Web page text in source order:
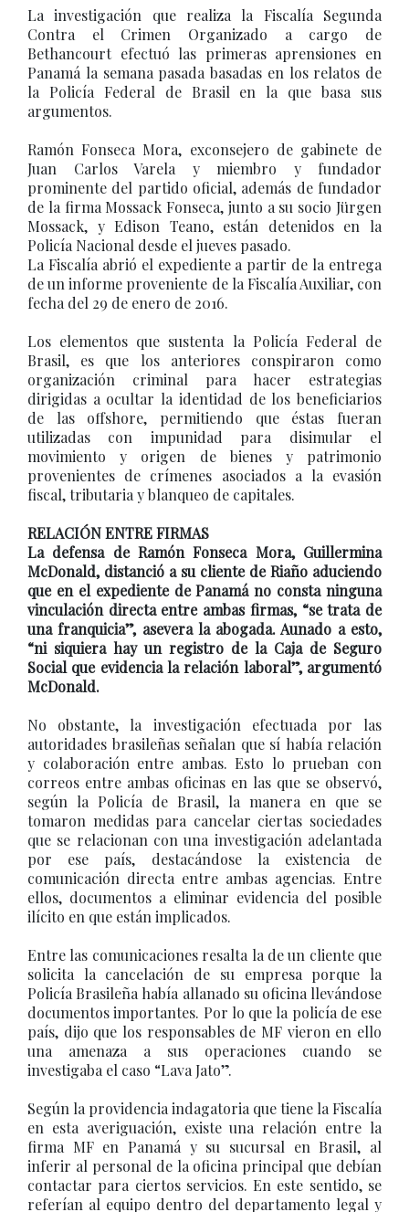
La investigación que realiza la Fiscalía Segunda
Contra el Crimen Organizado a cargo de
Bethancourt efectuó las primeras aprensiones en
Panamá la semana pasada basadas en los relatos de
la Policía Federal de Brasil en la que basa sus
argumentos.
Ramón Fonseca Mora, exconsejero de gabinete de
Juan Carlos Varela y miembro y fundador
prominente del partido oficial, además de fundador
de la firma Mossack Fonseca, junto a su socio Jürgen
Mossack, y Edison Teano, están detenidos en la
Policía Nacional desde el jueves pasado.
La Fiscalía abrió el expediente a partir de la entrega
de un informe proveniente de la Fiscalía Auxiliar, con
fecha del 29 de enero de 2016.
Los elementos que sustenta la Policía Federal de
Brasil, es que los anteriores conspiraron como
organización criminal para hacer estrategias
dirigidas a ocultar la identidad de los beneficiarios
de las offshore, permitiendo que éstas fueran
utilizadas con impunidad para disimular el
movimiento y origen de bienes y patrimonio
provenientes de crímenes asociados a la evasión
fiscal, tributaria y blanqueo de capitales.
RELACIÓN ENTRE FIRMAS
La defensa de Ramón Fonseca Mora, Guillermina
McDonald, distanció a su cliente de Riaño aduciendo
que en el expediente de Panamá no consta ninguna
vinculación directa entre ambas firmas, “se trata de
una franquicia”, asevera la abogada. Aunado a esto,
“ni siquiera hay un registro de la Caja de Seguro
Social que evidencia la relación laboral”, argumentó
McDonald.
No obstante, la investigación efectuada por las
autoridades brasileñas señalan que sí había relación
y colaboración entre ambas. Esto lo prueban con
correos entre ambas oficinas en las que se observó,
según la Policía de Brasil, la manera en que se
tomaron medidas para cancelar ciertas sociedades
que se relacionan con una investigación adelantada
por ese país, destacándose la existencia de
comunicación directa entre ambas agencias. Entre
ellos, documentos a eliminar evidencia del posible
ilícito en que están implicados.
Entre las comunicaciones resalta la de un cliente que
solicita la cancelación de su empresa porque la
Policía Brasileña había allanado su oficina llevándose
documentos importantes. Por lo que la policía de ese
país, dijo que los responsables de MF vieron en ello
una amenaza a sus operaciones cuando se
investigaba el caso “Lava Jato”.
Según la providencia indagatoria que tiene la Fiscalía
en esta averiguación, existe una relación entre la
firma MF en Panamá y su sucursal en Brasil, al
inferir al personal de la oficina principal que debían
contactar para ciertos servicios. En este sentido, se
referían al equipo dentro del departamento legal y